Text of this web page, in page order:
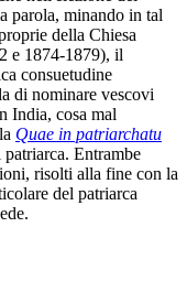
parola, minando in tal
della Chiesa
e 1874-1879), il
consuetudine
di nominare vescovi
India, cosa mal
Quae in patriarchatu
Entrambe
risolti alla fine con la
del patriarca